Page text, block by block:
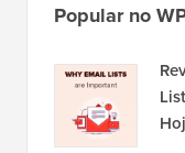
Popular no